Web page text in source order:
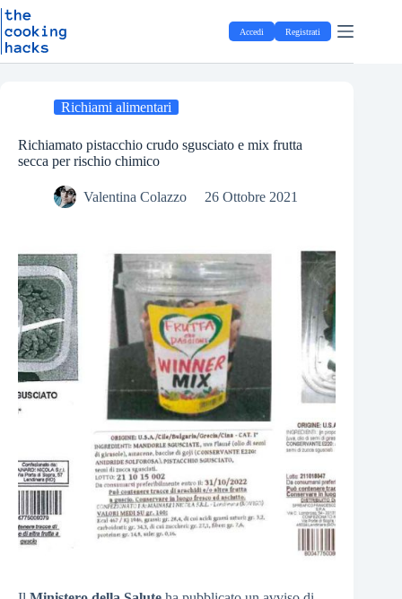
S
t
Salta
al
contenuto
Accedi Registrati
Richiami alimentari
Richiamato pistacchio crudo sgusciato e mix frutta
secca per rischio chimico
Valentina Colazzo 26 Ottobre 2021